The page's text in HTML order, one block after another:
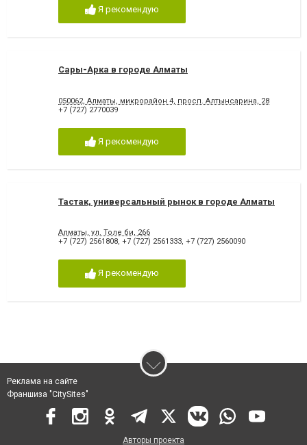
Я рекомендую
Сары-Арка в городе Алматы
050062, Алматы, микрорайон 4, просп. Алтынсарина, 28
+7 (727) 2770039
Я рекомендую
Тастак, универсальный рынок в городе Алматы
Алматы, ул. Толе би, 266
+7 (727) 2561808, +7 (727) 2561333, +7 (727) 2560090
Я рекомендую
Реклама на сайте
Франшиза "CitySites"
Авторы проекта